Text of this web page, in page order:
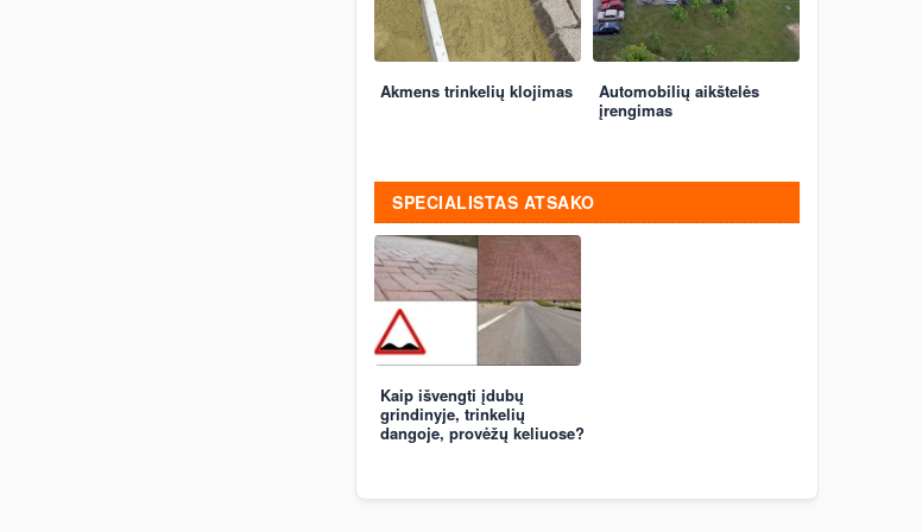
Akmens trinkelių klojimas
Automobilių aikštelės
įrengimas
SPECIALISTAS ATSAKO
Kaip išvengti įdubų
grindinyje, trinkelių
dangoje, provėžų keliuose?